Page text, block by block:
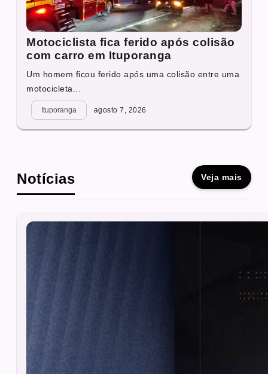
Motociclista fica ferido após colisão
com carro em Ituporanga
Um homem ficou ferido após uma colisão entre uma
motocicleta...
Ituporanga agosto 7, 2026
Notícias Veja mais